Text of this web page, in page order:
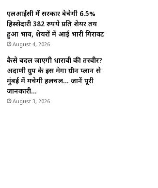
एलआईसी में सरकार बेचेगी 6.5%
हिस्सेदारी 382 रुपये प्रति शेयर तय
हुआ भाव, शेयरों में आई भारी गिरावट
August 4, 2026
कैसे बदल जाएगी धारावी की तस्वीर?
अदाणी ग्रुप के इस मेगा ग्रीन प्लान से
मुंबई में मचेगी हलचल… जानें पूरी
जानकारी…
August 3, 2026